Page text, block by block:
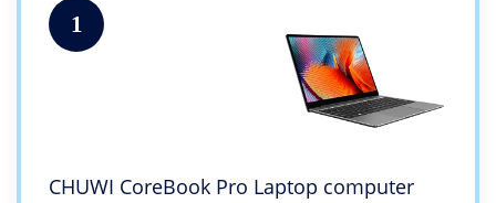
1
CHUWI CoreBook Pro Laptop computer